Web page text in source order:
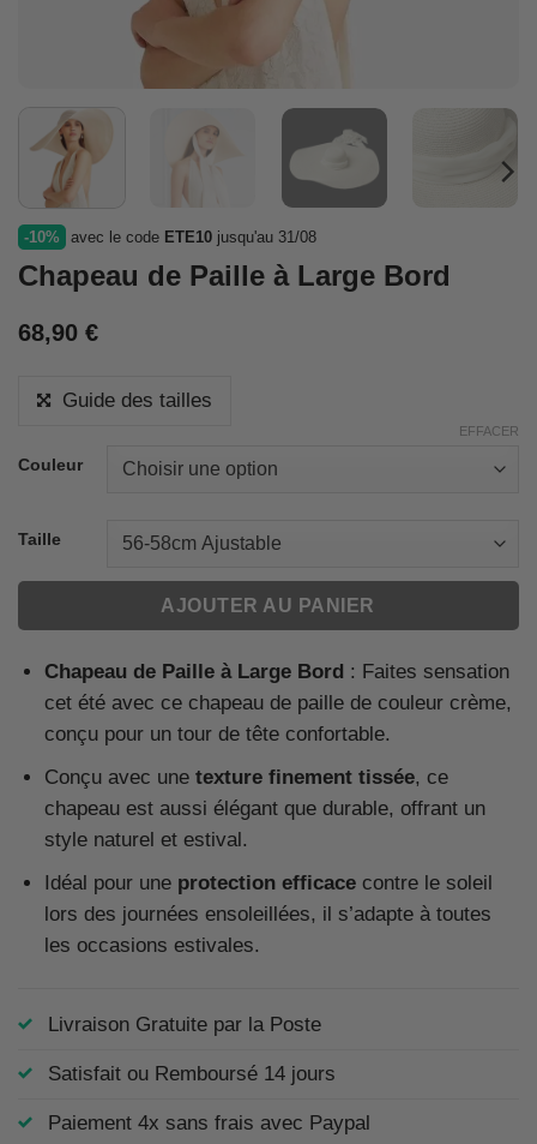
-10% avec le code ETE10 jusqu'au 31/08
Chapeau de Paille à Large Bord
68,90 €
Guide des tailles
Couleur
Taille
EFFACER
AJOUTER AU PANIER
Chapeau de Paille à Large Bord : Faites sensation
cet été avec ce chapeau de paille de couleur crème,
conçu pour un tour de tête confortable.
Conçu avec une texture finement tissée, ce
chapeau est aussi élégant que durable, offrant un
style naturel et estival.
Idéal pour une protection efficacecontre le soleil
lors des journées ensoleillées, il s’adapte à toutes
les occasions estivales.
Livraison Gratuite par la Poste
Satisfait ou Remboursé 14 jours
Paiement 4x sans frais avec Paypal